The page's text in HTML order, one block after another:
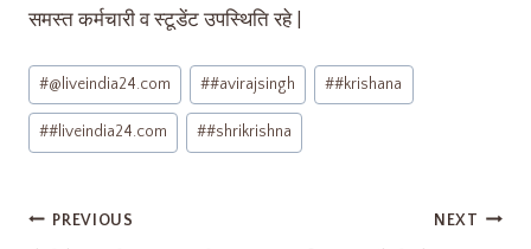
समस्त कर्मचारी व स्टूडेंट उपस्थिति रहे |
#@liveindia24.com ##avirajsingh ##krishana
##liveindia24.com ##shrikrishna
PREVIOUS NEXT